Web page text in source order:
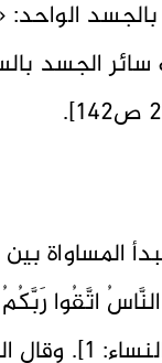
بالجسد
الجسد
المساواة
النَّاسُ اتَّقُوا
نَفْسٍ وَاحِدَةٍ}